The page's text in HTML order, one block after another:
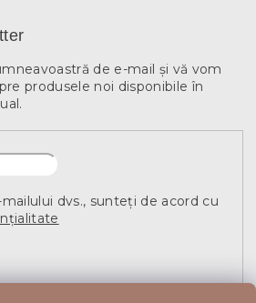
de e-mail şi vă vom
produsele noi disponibile în
dvs., sunteți de acord cu